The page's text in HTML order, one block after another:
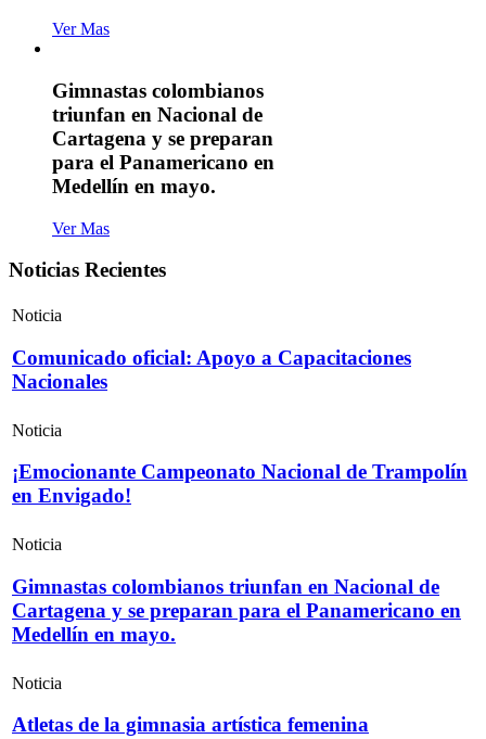
Ver Mas
Gimnastas colombianos
triunfan en Nacional de
Cartagena y se preparan
para el Panamericano en
Medellín en mayo.
Ver Mas
Noticias Recientes
Noticia
Comunicado oficial: Apoyo a Capacitaciones
Nacionales
Noticia
¡Emocionante Campeonato Nacional de Trampolín
en Envigado!
Noticia
Gimnastas colombianos triunfan en Nacional de
Cartagena y se preparan para el Panamericano en
Medellín en mayo.
Noticia
Atletas de la gimnasia artística femenina